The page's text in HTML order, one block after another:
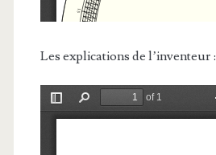
Les explications de l’inventeur :